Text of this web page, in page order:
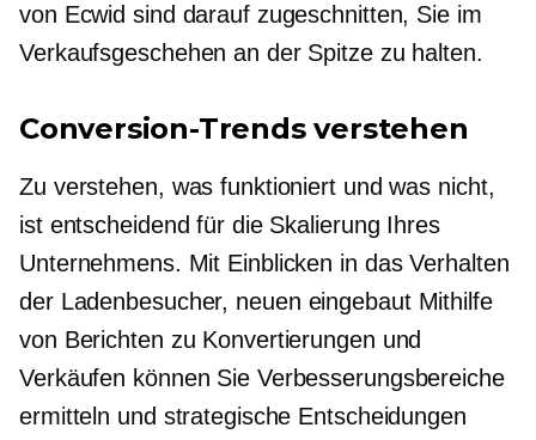
von Ecwid sind darauf zugeschnitten, Sie im
Verkaufsgeschehen an der Spitze zu halten.
Conversion-Trends verstehen
Zu verstehen, was funktioniert und was nicht,
ist entscheidend für die Skalierung Ihres
Unternehmens. Mit Einblicken in das Verhalten
der Ladenbesucher, neuen eingebautMithilfe
von Berichten zu Konvertierungen und
Verkäufen können Sie Verbesserungsbereiche
ermitteln und strategische Entscheidungen